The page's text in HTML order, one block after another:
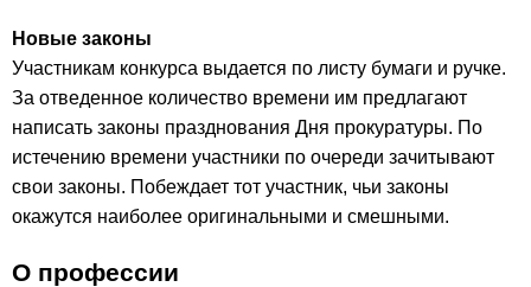
Новые законы
Участникам конкурса выдается по листу бумаги и ручке.
За отведенное количество времени им предлагают
написать законы празднования Дня прокуратуры. По
истечению времени участники по очереди зачитывают
свои законы. Побеждает тот участник, чьи законы
окажутся наиболее оригинальными и смешными.
О профессии